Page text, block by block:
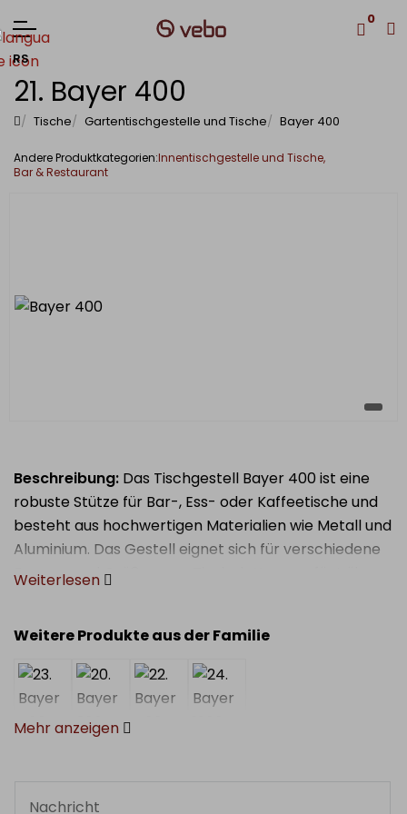
0
RS
für die Gastronomie
21. Bayer 400
Tische Gartentischgestelle und Tische Bayer 400
Andere Produktkategorien:Innentischgestelle und Tische
Bar & Restaurant
Beschreibung: Das Tischgestell Bayer 400 ist eine
robuste Stütze für Bar-, Ess- oder Kaffeetische und
besteht aus hochwertigen Materialien wie Metall und
Aluminium. Das Gestell eignet sich für verschiedene
Formen und Größen von Tischplatten, verfügt über
vor Korrosion. Mit seinem modernen
Erscheinungsbild ist es sowohl für professionelle
Gastronomieräume als auch für den Heimgebrauch
Weiterlesen
Weitere Produkte aus der Familie
Mehr anzeigen